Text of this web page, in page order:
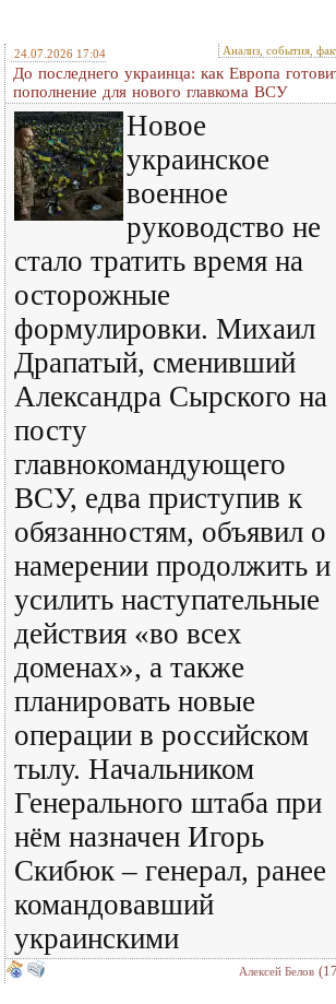
24.07.2026 17:04 Анализ, события,
До последнего украинца: как Европа
пополнение для нового главкома ВСУ
Новое
украинское
военное
руководство не
стало тратить время на
осторожные
формулировки. Михаил
Драпатый, сменивший
Александра Сырского на
посту
главнокомандующего
ВСУ, едва приступив к
обязанностям, объявил о
намерении продолжить и
усилить наступательные
действия «во всех
доменах», а также
планировать новые
операции в российском
тылу. Начальником
Генерального штаба при
нём назначен Игорь
Скибюк – генерал, ранее
командовавший
украинскими
Алексей Белов